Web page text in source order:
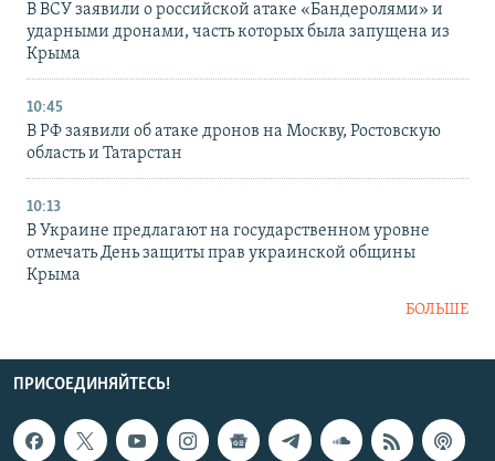
В ВСУ заявили о российской атаке «Бандеролями» и
ударными дронами, часть которых была запущена из
Крыма
10:45
В РФ заявили об атаке дронов на Москву, Ростовскую
область и Татарстан
10:13
В Украине предлагают на государственном уровне
отмечать День защиты прав украинской общины
Крыма
БОЛЬШЕ
ПРИСОЕДИНЯЙТЕСЬ!